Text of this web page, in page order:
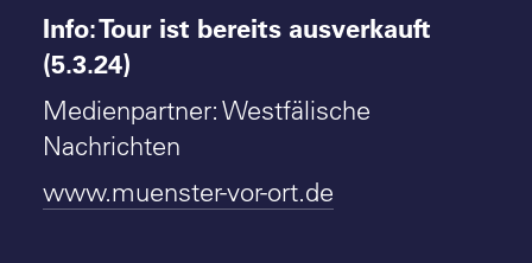
Info: Tour ist bereits ausverkauft
(5.3.24)
Medienpartner: Westfälische
Nachrichten
www.muenster-vor-ort.de